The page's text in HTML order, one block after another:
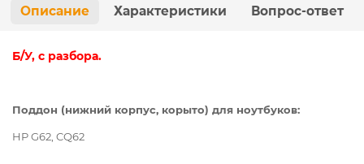
Описание Характеристики Вопрос-ответ
Б/У, с разбора.
Поддон (нижний корпус, корыто) для ноутбуков:
HP G62, CQ62